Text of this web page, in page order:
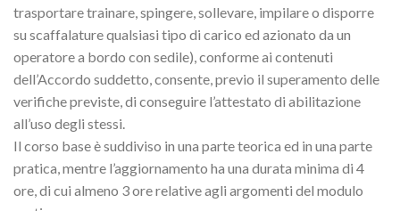
trasportare trainare, spingere, sollevare, impilare o disporre
su scaffalature qualsiasi tipo di carico ed azionato da un
operatore a bordo con sedile), conforme ai contenuti
dell’Accordo suddetto, consente, previo il superamento delle
verifiche previste, di conseguire l’attestato di abilitazione
all’uso degli stessi.
Il corso base è suddiviso in una parte teorica ed in una parte
pratica, mentre l’aggiornamento ha una durata minima di 4
ore, di cui almeno 3 ore relative agli argomenti del modulo